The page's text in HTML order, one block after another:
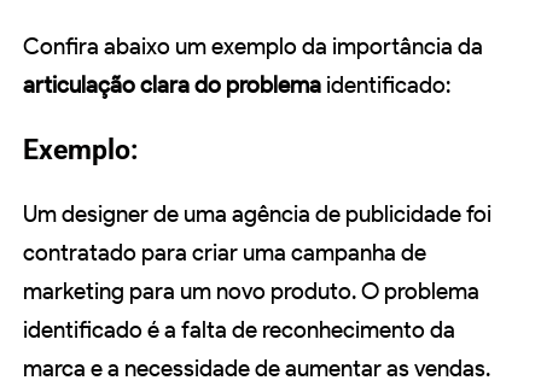
Confira abaixo um exemplo da importância da
articulação clara do problema identificado:
Exemplo:
Um designer de uma agência de publicidade foi
contratado para criar uma campanha de
marketing para um novo produto. O problema
identificado é a falta de reconhecimento da
marca e a necessidade de aumentar as vendas.